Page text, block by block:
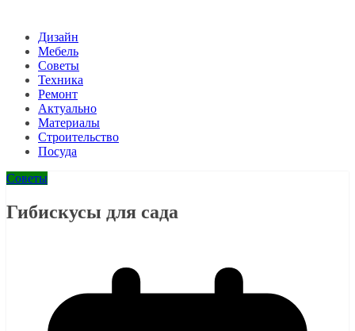
Дизайн
Мебель
Советы
Техника
Ремонт
Актуально
Материалы
Строительство
Посуда
Советы
Гибискусы для сада